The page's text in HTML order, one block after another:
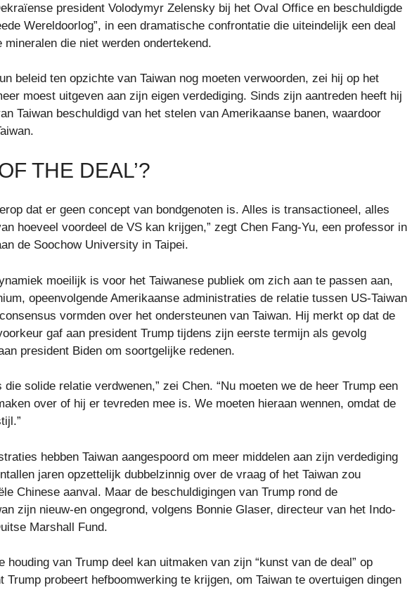
president Volodymyr Zelensky bij het Oval Office en beschuldigde
Wereldoorlog”, in een dramatische confrontatie die uiteindelijk een deal
die niet werden ondertekend.
beleid ten opzichte van Taiwan nog moeten verwoorden, zei hij op het
moest uitgeven aan zijn eigen verdediging. Sinds zijn aantreden heeft hij
Taiwan beschuldigd van het stelen van Amerikaanse banen, waardoor
THE DEAL’?
dat er geen concept van bondgenoten is. Alles is transactioneel, alles
hoeveel voordeel de VS kan krijgen,” zegt Chen Fang-Yu, een professor in
de Soochow University in Taipei.
moeilijk is voor het Taiwanese publiek om zich aan te passen aan,
opeenvolgende Amerikaanse administraties de relatie tussen US-Taiwan
vormden over het ondersteunen van Taiwan. Hij merkt op dat de
gaf aan president Trump tijdens zijn eerste termijn als gevolg
president Biden om soortgelijke redenen.
solide relatie verdwenen,” zei Chen. “Nu moeten we de heer Trump een
over of hij er tevreden mee is. We moeten hieraan wennen, omdat de
hebben Taiwan aangespoord om meer middelen aan zijn verdediging
jaren opzettelijk dubbelzinnig over de vraag of het Taiwan zou
Chinese aanval. Maar de beschuldigingen van Trump rond de
zijn nieuw-en ongegrond, volgens Bonnie Glaser, directeur van het Indo-
Marshall Fund.
van Trump deel kan uitmaken van zijn “kunst van de deal” op
Trump probeert hefboomwerking te krijgen, om Taiwan te overtuigen dingen